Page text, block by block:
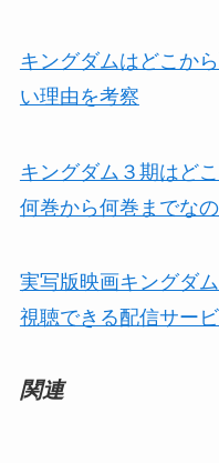
キングダムはどこか
い理由を考察
キングダム３期はど
何巻から何巻までな
実写版映画キングダ
視聴できる配信サー
関連